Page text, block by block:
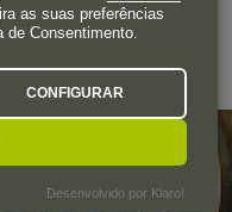
as suas preferências
Consentimento.
CONFIGURAR
Desenvolvido por Klaro!